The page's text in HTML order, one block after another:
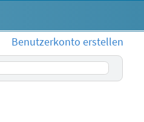
Benutzerkonto erstellen